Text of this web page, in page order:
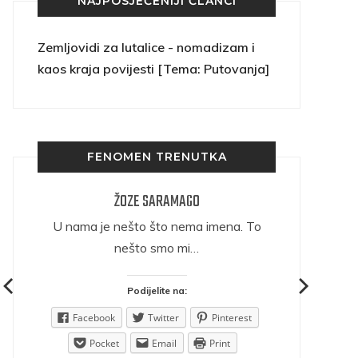
Zemljovidi za lutalice - nomadizam i
kaos kraja povijesti [Tema: Putovanja]
FENOMEN TRENUTKA
ŽOZE SARAMAGO
U nama je nešto što nema imena. To
nešto smo mi…
Podijelite na:
Facebook Twitter
Pinterest
Pocket
Email Print